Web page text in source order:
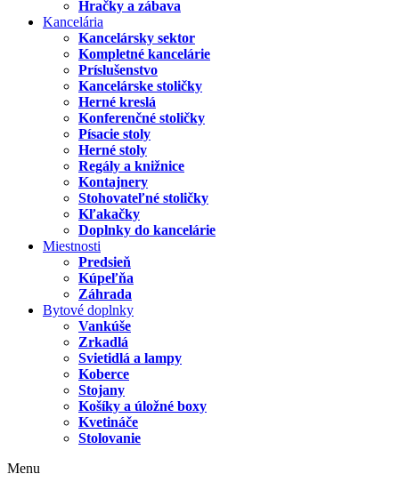
Hračky a zábava
Kancelária
Kancelársky sektor
Kompletné kancelárie
Príslušenstvo
Kancelárske stoličky
Herné kreslá
Konferenčné stoličky
Písacie stoly
Herné stoly
Regály a knižnice
Kontajnery
Stohovateľné stoličky
Kľakačky
Doplnky do kancelárie
Miestnosti
Predsieň
Kúpeľňa
Záhrada
Bytové doplnky
Vankúše
Zrkadlá
Svietidlá a lampy
Koberce
Stojany
Košíky a úložné boxy
Kvetináče
Stolovanie
Menu